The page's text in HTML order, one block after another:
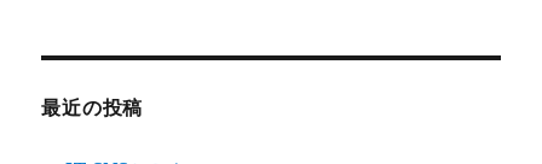
象:
最近の投稿